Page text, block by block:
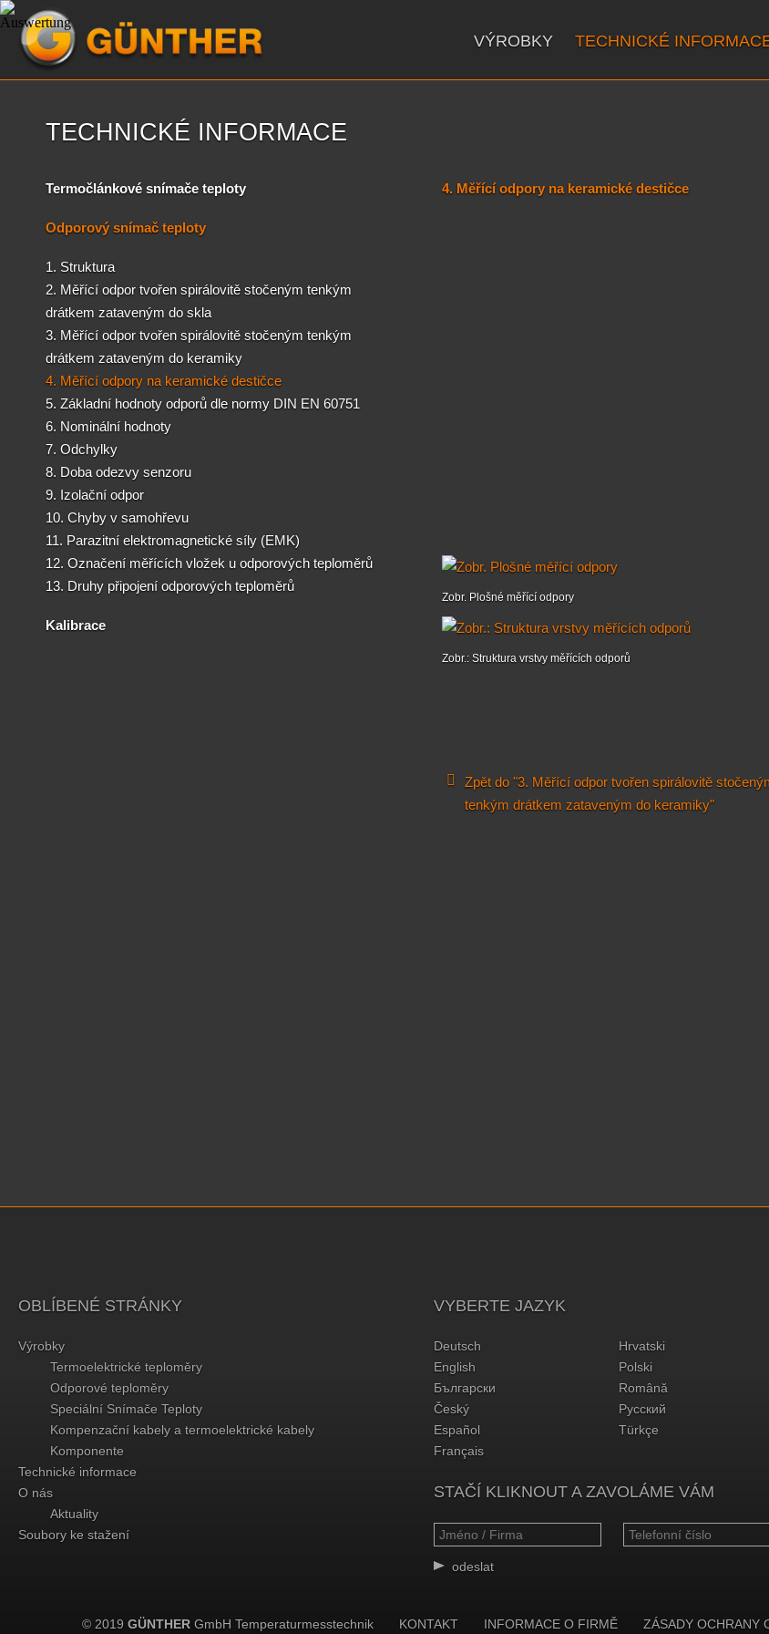
VÝROBKY TECHNICKÉ
TECHNICKÉ INFORMACE
Termočlánkové snímače teploty
Odporový snímač teploty
1. Struktura
2. Měřící odpor tvořen spirálovitě stočeným tenkým
drátkem zataveným do skla
3. Měřící odpor tvořen spirálovitě stočeným tenkým
drátkem zataveným do keramiky
4. Měřící odpory na keramické destičce
5. Základní hodnoty odporů dle normy DIN EN 60751
6. Nominální hodnoty
7. Odchylky
8. Doba odezvy senzoru
9. Izolační odpor
10. Chyby v samohřevu
11. Parazitní elektromagnetické síly (EMK)
12. Označení měřících vložek u odporových teploměrů
13. Druhy připojení odporových teploměrů
Kalibrace
4. Měřící odpory na keramické destičce
Zobr. Plošné měřící odpory
Zobr.: Struktura vrstvy měřících odporů
Zpět do "3. Měřící odpor tvořen spirálovitě
tenkým drátkem zataveným do keramiky"
OBLÍBENÉ STRÁNKY
Výrobky
Termoelektrické teploměry
Odporové teploměry
Speciální Snímače Teploty
Kompenzační kabely a termoelektrické kabely
Komponente
Technické informace
O nás
Aktuality
Soubory ke stažení
VYBERTE JAZYK
Deutsch
English
Български
Český
Español
Français
Hrvatski
Polski
Română
Русский
Türkçe
STAČÍ KLIKNOUT A ZAVOLÁME VÁM
odeslat
© 2019 GÜNTHERGmbH Temperaturmesstechnik KONTAKT INFORMACE O FIRMĚ ZÁSADY OCHRANY